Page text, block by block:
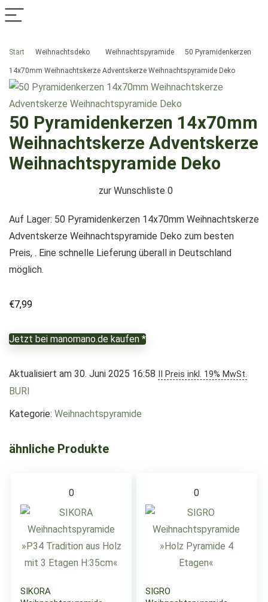
Start Weihnachtsdeko Weihnachtspyramide 50 Pyramidenkerzen
14x70mm Weihnachtskerze Adventskerze Weihnachtspyramide Deko
50 Pyramidenkerzen 14x70mm
Weihnachtskerze Adventskerze
Weihnachtspyramide Deko
zur Wunschliste 0
Auf Lager: 50 Pyramidenkerzen 14x70mm Weihnachtskerze
Adventskerze Weihnachtspyramide Deko zum besten
Preis, . Eine schnelle Lieferung überall in Deutschland
möglich.
€7,99
Jetzt bei manomano.de kaufen *
Aktualisiert am 30. Juni 2025 16:58 II Preis inkl. 19% MwSt.
BURI
Kategorie: Weihnachtspyramide
ähnliche Produkte
0
SIKORA
0
SIGRO